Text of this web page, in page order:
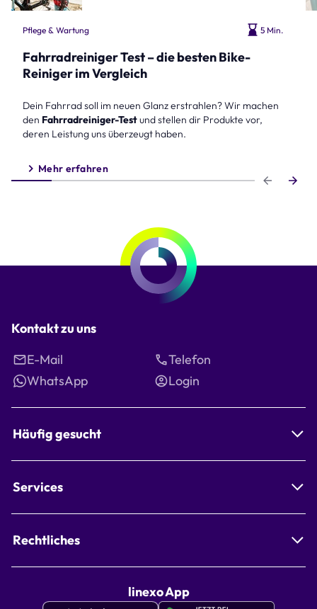
Pflege & Wartung 5 Min.
Fahrradreiniger Test – die besten Bike-
Reiniger im Vergleich
Dein Fahrrad soll im neuen Glanz erstrahlen? Wir machen
den Fahrradreiniger-Testund stellen dir Produkte vor,
deren Leistung uns überzeugt haben.
Mehr erfahren
Kontakt zu uns
E-Mail
Telefon
WhatsApp
Login
Häufig gesucht
Services
Rechtliches
linexo App